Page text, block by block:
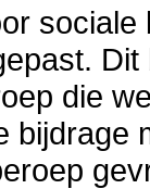
die
bijdrage